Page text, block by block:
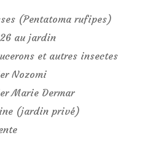
(Pentatoma rufipes)
au jardin
et autres insectes
Nozomi
Marie Dermar
(jardin privé)